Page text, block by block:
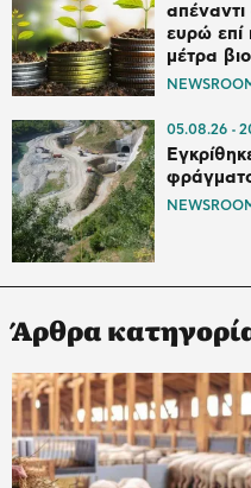
απέναντι
ευρώ επί
μέτρα
05.08.26
Άρθρα